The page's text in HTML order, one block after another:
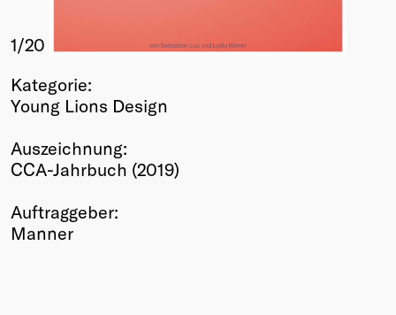
Membership
Members
Young Creatives
Winners
2026
Past
Annual
1/20
Kategorie:
Young Lions Design
Auszeichnung:
CCA-Jahrbuch (2019)
Auftraggeber:
Manner